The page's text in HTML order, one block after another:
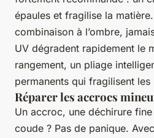
épaules et fragilise la
combinaison à l’ombre,
UV dégradent rapidement le
rangement, un pliage
permanents qui fragilisent
Réparer les accrocs
Un accroc, une déchirure
coude ? Pas de panique.